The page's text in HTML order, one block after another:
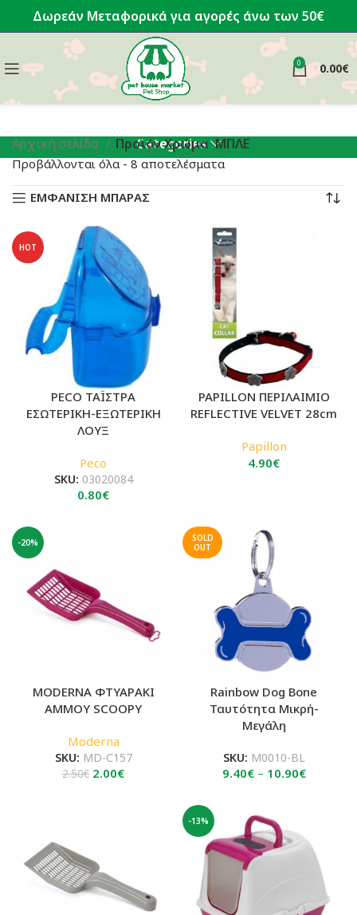
Δωρεάν Μεταφορικά για αγορές άνω των 50€
0 0.00€
Categories
Αρχική σελίδα Προϊόν Χρώμα ΜΠΛΕ
Προβάλλονται όλα - 8 αποτελέσματαSorted
by
ΕΜΦΑΝΙΣΗ ΜΠΑΡΑΣ
HOT
PECO ΤΑΪΣΤΡΑ
ΕΣΩΤΕΡΙΚΗ-ΕΞΩΤΕΡΙΚΗ
ΛΟΥΞ
Peco
SKU: 03020084
0.80€
PAPILLON ΠΕΡΙΛΑΙΜΙΟ
REFLECTIVE VELVET 28cm
Papillon
4.90€
-20%
MODERNA ΦΤΥΑΡΑΚΙ
ΑΜΜΟΥ SCOOPY
Moderna
SKU: MD-C157
2.50€ Original
2.00€Η
SOLD
OUT
Rainbow Dog Bone
Ταυτότητα Μικρή-
Μεγάλη
SKU: Μ0010-ΒL
9.40€ – 10.90€Price
10.90€
-13%